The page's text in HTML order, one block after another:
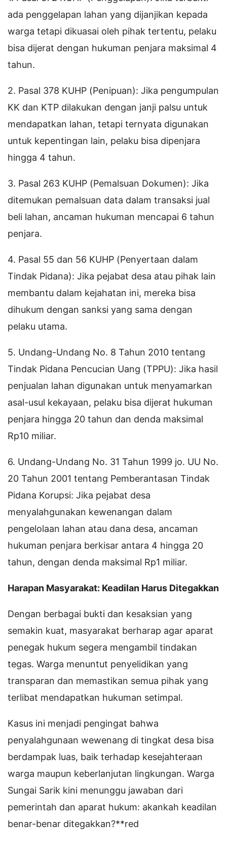
ada penggelapan lahan yang dijanjikan kepada
warga tetapi dikuasai oleh pihak tertentu, pelaku
bisa dijerat dengan hukuman penjara maksimal 4
tahun.
2. Pasal 378 KUHP (Penipuan): Jika pengumpulan
KK dan KTP dilakukan dengan janji palsu untuk
mendapatkan lahan, tetapi ternyata digunakan
untuk kepentingan lain, pelaku bisa dipenjara
hingga 4 tahun.
3. Pasal 263 KUHP (Pemalsuan Dokumen): Jika
ditemukan pemalsuan data dalam transaksi jual
beli lahan, ancaman hukuman mencapai 6 tahun
penjara.
4. Pasal 55 dan 56 KUHP (Penyertaan dalam
Tindak Pidana): Jika pejabat desa atau pihak lain
membantu dalam kejahatan ini, mereka bisa
dihukum dengan sanksi yang sama dengan
pelaku utama.
5. Undang-Undang No. 8 Tahun 2010 tentang
Tindak Pidana Pencucian Uang (TPPU): Jika hasil
penjualan lahan digunakan untuk menyamarkan
asal-usul kekayaan, pelaku bisa dijerat hukuman
penjara hingga 20 tahun dan denda maksimal
Rp10 miliar.
6. Undang-Undang No. 31 Tahun 1999 jo. UU No.
20 Tahun 2001 tentang Pemberantasan Tindak
Pidana Korupsi: Jika pejabat desa
menyalahgunakan kewenangan dalam
pengelolaan lahan atau dana desa, ancaman
hukuman penjara berkisar antara 4 hingga 20
tahun, dengan denda maksimal Rp1 miliar.
Harapan Masyarakat: Keadilan Harus Ditegakkan
Dengan berbagai bukti dan kesaksian yang
semakin kuat, masyarakat berharap agar aparat
penegak hukum segera mengambil tindakan
tegas. Warga menuntut penyelidikan yang
transparan dan memastikan semua pihak yang
terlibat mendapatkan hukuman setimpal.
Kasus ini menjadi pengingat bahwa
penyalahgunaan wewenang di tingkat desa bisa
berdampak luas, baik terhadap kesejahteraan
warga maupun keberlanjutan lingkungan. Warga
Sungai Sarik kini menunggu jawaban dari
pemerintah dan aparat hukum: akankah keadilan
benar-benar ditegakkan?**red